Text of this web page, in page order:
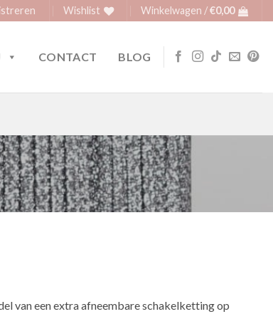
Wishlist Winkelwagen /€0,00
CONTACT BLOG
van een extra afneembare schakelketting op